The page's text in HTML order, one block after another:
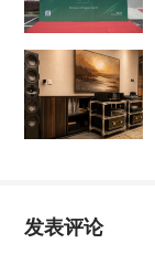
发表评论